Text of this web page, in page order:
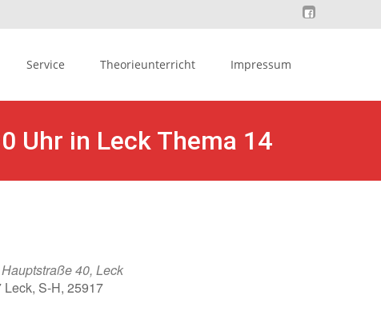
Service Theorieunterricht Impressum
Uhr in Leck Thema 14
40, Leck
S-H, 25917